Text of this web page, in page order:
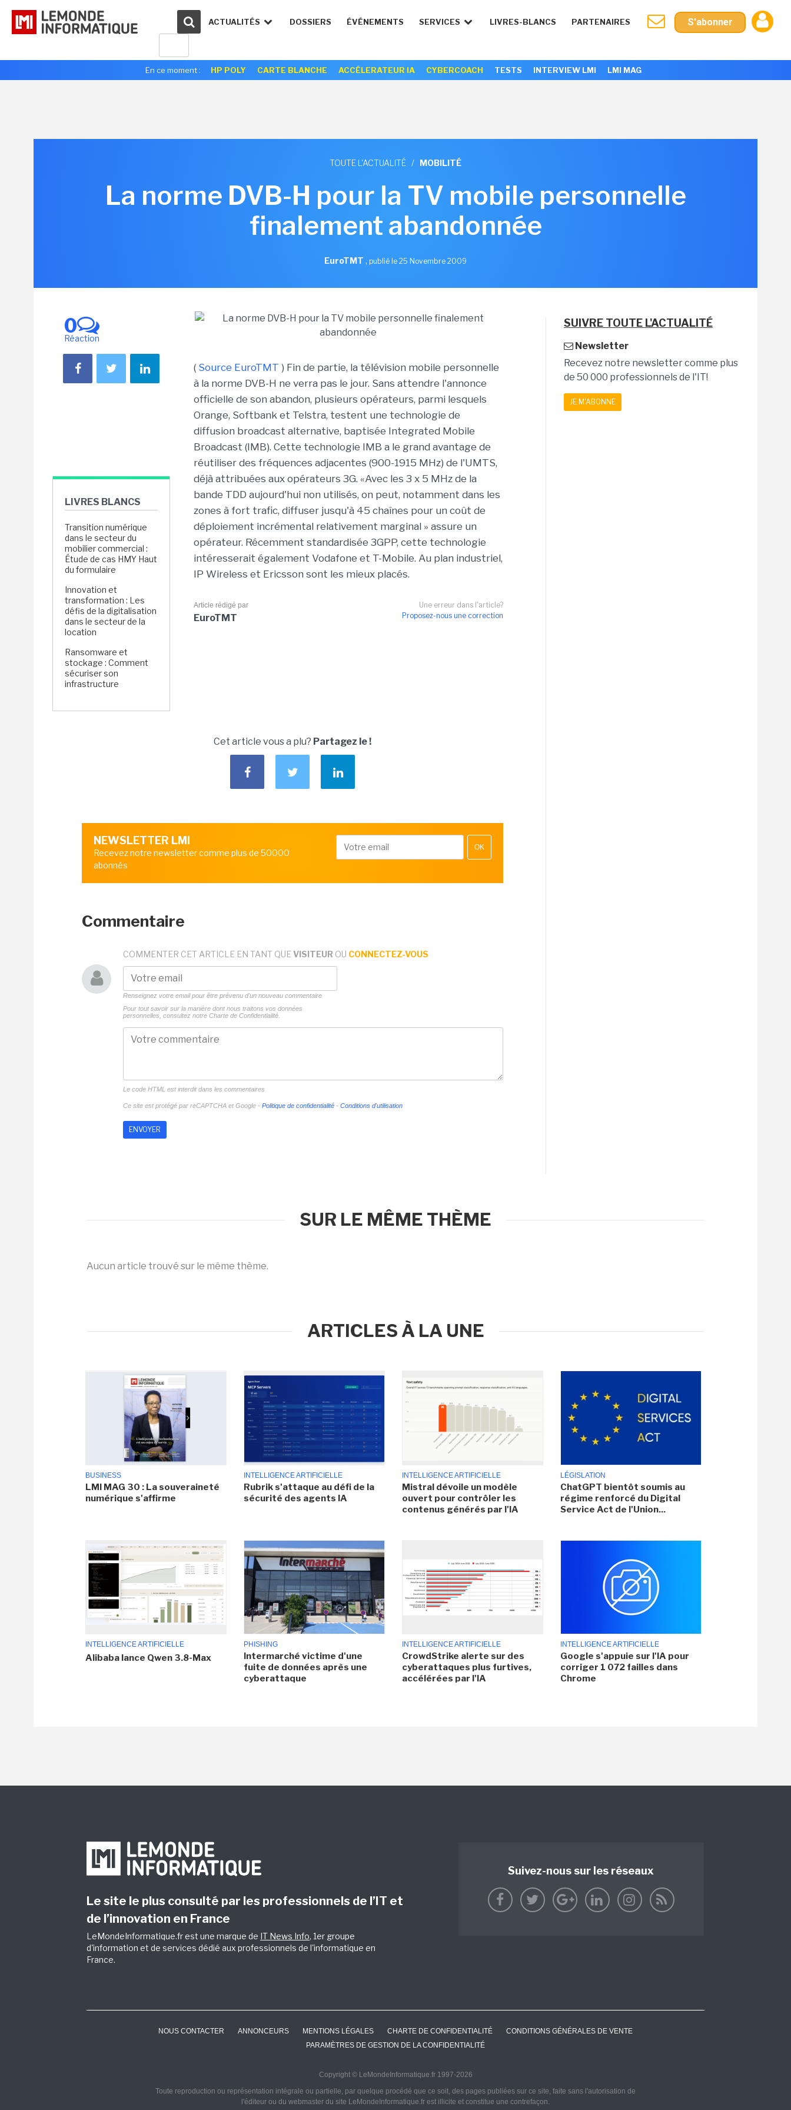
ACTUALITÉS DOSSIERS ÉVÉNEMENTS SERVICES LIVRES-BLANCS PARTENAIRES S'abonner
En ce moment : HP POLY CARTE BLANCHE ACCÉLERATEUR IA CYBERCOACH TESTS INTERVIEW LMI LMI MAG
TOUTE L'ACTUALITÉ / MOBILITÉ
La norme DVB-H pour la TV mobile personnelle
finalement abandonnée
EuroTMT , publié le 25 Novembre 2009
0
Réaction
LIVRES BLANCS
Transition numérique
dans le secteur du
mobilier commercial :
Étude de cas HMY Haut
du formulaire
Innovation et
transformation : Les
défis de la digitalisation
dans le secteur de la
location
Ransomware et
stockage : Comment
sécuriser son
infrastructure
( Source EuroTMT ) Fin de partie, la télévision mobile personnelle
à la norme DVB-H ne verra pas le jour. Sans attendre l'annonce
officielle de son abandon, plusieurs opérateurs, parmi lesquels
Orange, Softbank et Telstra, testent une technologie de
diffusion broadcast alternative, baptisée Integrated Mobile
Broadcast (IMB). Cette technologie IMB a le grand avantage de
réutiliser des fréquences adjacentes (900-1915 MHz) de l'UMTS,
déjà attribuées aux opérateurs 3G. «Avec les 3 x 5 MHz de la
bande TDD aujourd'hui non utilisés, on peut, notamment dans les
zones à fort trafic, diffuser jusqu'à 45 chaînes pour un coût de
déploiement incrémental relativement marginal » assure un
opérateur. Récemment standardisée 3GPP, cette technologie
intéresserait également Vodafone et T-Mobile. Au plan industriel,
IP Wireless et Ericsson sont les mieux placés.
Une erreur dans l'article?
Proposez-nous une correction
Article rédigé par
EuroTMT
Cet article vous a plu? Partagez le !
NEWSLETTER LMI
Recevez notre newsletter comme plus de 50000
abonnés
OK
Commentaire
COMMENTER CET ARTICLE EN TANT QUE VISITEUR OU CONNECTEZ-VOUS
Renseignez votre email pour être prévenu d'un nouveau commentaire
Pour tout savoir sur la manière dont nous traitons vos données
personnelles, consultez notre Charte de Confidentialité.
Le code HTML est interdit dans les commentaires
Ce site est protégé par reCAPTCHA et Google - Politique de confidentialité - Conditions d'utilisation
SUIVRE TOUTE L'ACTUALITÉ
Newsletter
Recevez notre newsletter comme plus
de 50 000 professionnels de l'IT!
JE M'ABONNE
SUR LE MÊME THÈME
Aucun article trouvé sur le même thème.
ARTICLES À LA UNE
BUSINESS
LMI MAG 30 : La souveraineté
numérique s'affirme
INTELLIGENCE ARTIFICIELLE
Rubrik s'attaque au défi de la
sécurité des agents IA
INTELLIGENCE ARTIFICIELLE
Mistral dévoile un modèle
ouvert pour contrôler les
contenus générés par l'IA
LÉGISLATION
ChatGPT bientôt soumis au
régime renforcé du Digital
Service Act de l'Union...
INTELLIGENCE ARTIFICIELLE
Alibaba lance Qwen 3.8-Max
PHISHING
Intermarché victime d'une
fuite de données après une
cyberattaque
INTELLIGENCE ARTIFICIELLE
CrowdStrike alerte sur des
cyberattaques plus furtives,
accélérées par l'IA
INTELLIGENCE ARTIFICIELLE
Google s'appuie sur l'IA pour
corriger 1 072 failles dans
Chrome
Le site le plus consulté par les professionnels de l’IT et
de l’innovation en France
LeMondeInformatique.fr est une marque de IT News Info, 1er groupe
d'information et de services dédié aux professionnels de l'informatique en
France.
Suivez-nous sur les réseaux
NOUS CONTACTER ANNONCEURS MENTIONS LÉGALES CHARTE DE CONFIDENTIALITÉ
CONDITIONS GÉNÉRALES DE VENTE
PARAMÈTRES DE GESTION DE LA CONFIDENTIALITÉ
Copyright © LeMondeInformatique.fr 1997-2026
Toute reproduction ou représentation intégrale ou partielle, par quelque procédé que ce soit, des pages publiées sur ce site, faite sans l'autorisation de
l'éditeur ou du webmaster du site LeMondeInformatique.fr est illicite et constitue une contrefaçon.